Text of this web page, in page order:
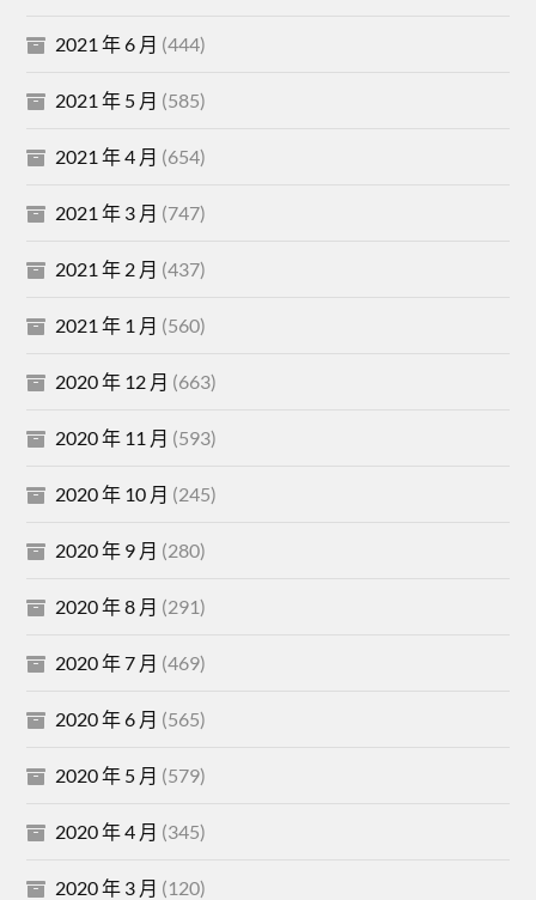
2021 年 6 月 (444)
2021 年 5 月 (585)
2021 年 4 月 (654)
2021 年 3 月 (747)
2021 年 2 月 (437)
2021 年 1 月 (560)
2020 年 12 月 (663)
2020 年 11 月 (593)
2020 年 10 月 (245)
2020 年 9 月 (280)
2020 年 8 月 (291)
2020 年 7 月 (469)
2020 年 6 月 (565)
2020 年 5 月 (579)
2020 年 4 月 (345)
2020 年 3 月 (120)